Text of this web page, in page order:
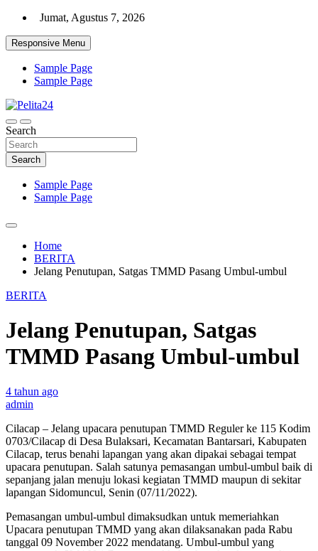
Skip
content
Jumat, Agustus 7, 2026
Responsive Menu
Sample Page
Sample Page
Pelita24
Aktual, Mendalam dan Terpercaya
Search
Search
Sample Page
Sample Page
Home
BERITA
Jelang Penutupan, Satgas TMMD Pasang Umbul-umbul
BERITA
Jelang Penutupan, Satgas
TMMD Pasang Umbul-umbul
4 tahun ago
admin
Cilacap – Jelang upacara penutupan TMMD Reguler ke 115 Kodim
0703/Cilacap di Desa Bulaksari, Kecamatan Bantarsari, Kabupaten
Cilacap, terus benahi lapangan yang akan dipakai sebagai tempat
upacara penutupan. Salah satunya pemasangan umbul-umbul baik di
sepanjang jalan menuju lokasi kegiatan TMMD maupun di sekitar
lapangan Sidomuncul, Senin (07/11/2022).
Pemasangan umbul-umbul dimaksudkan untuk memeriahkan
Upacara penutupan TMMD yang akan dilaksanakan pada Rabu
tanggal 09 November 2022 mendatang. Umbul-umbul yang